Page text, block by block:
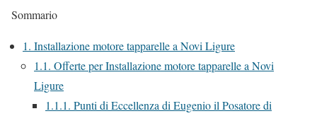
Sommario
1. Installazione motore tapparelle a Novi Ligure
1.1. Offerte per Installazione motore tapparelle a Novi
Ligure
1.1.1. Punti di Eccellenza di Eugenio il Posatore di